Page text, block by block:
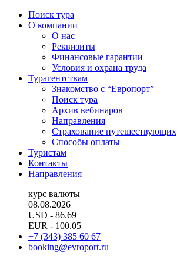
Поиск тура
О компании
О нас
Реквизиты
Финансовые гарантии
Условия и охрана труда
Турагентствам
Знакомство с “Европорт”
Поиск тура
Архив вебинаров
Направления
Страхование путешествующих
Способы оплаты
Туристам
Контакты
Направления
курс валюты
08.08.2026
USD - 86.69
EUR - 100.05
+7 (343) 385 60 67
booking@evroport.ru